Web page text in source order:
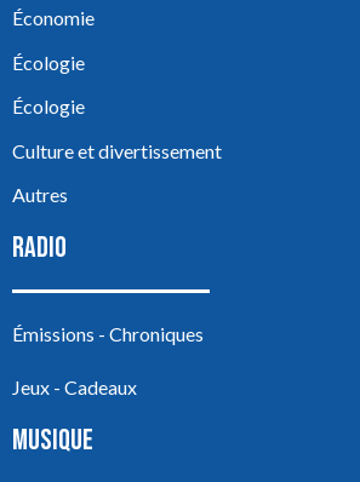
Économie
Écologie
Écologie
Culture et divertissement
Autres
RADIO
Émissions - Chroniques
Jeux - Cadeaux
MUSIQUE